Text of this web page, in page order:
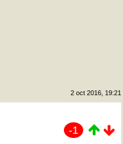
2 oct 2016, 19:21
-1